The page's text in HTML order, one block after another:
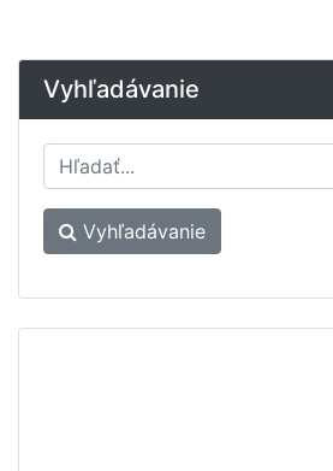
Vyhľadávanie
Vyhľadávanie